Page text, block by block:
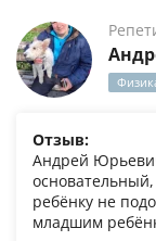
Отзыв:
Андрей
ребёнку не
младшим